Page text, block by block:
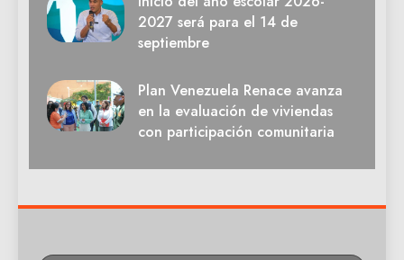
2027 será para el 14 de
septiembre
Plan Venezuela Renace avanza
en la evaluación de viviendas
con participación comunitaria